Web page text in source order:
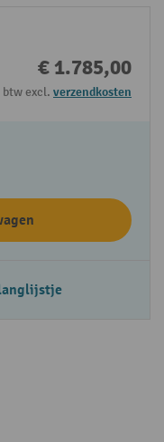
€ 1.785,00
btw excl. verzendkosten